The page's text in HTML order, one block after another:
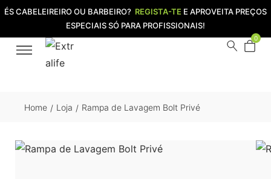
ÉS CABELEIREIRO OU BARBEIRO? REGISTA-TE E APROVEITA PREÇOS
ESPECIAIS SÓ PARA PROFISSIONAIS!
0
Home / Loja / Rampa de Lavagem Bolt Privé